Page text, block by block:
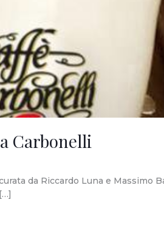
Carbonelli
da Riccardo Luna e Massimo